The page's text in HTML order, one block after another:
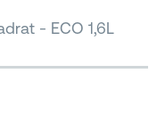
- ECO 1,6L